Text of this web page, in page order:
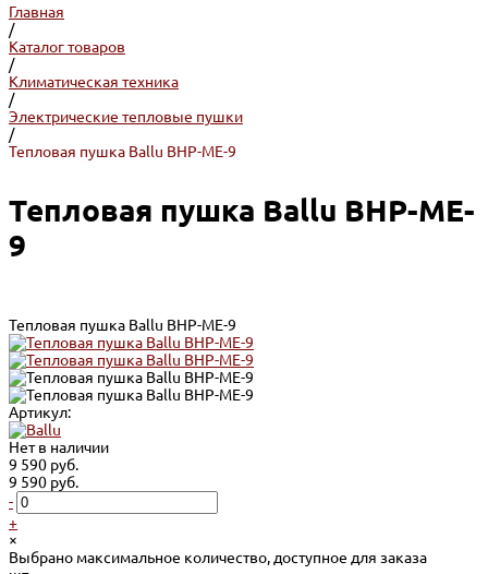
Главная
/
Каталог товаров
/
Климатическая техника
/
Электрические тепловые пушки
/
Тепловая пушка Ballu BHP-ME-9
Тепловая пушка Ballu BHP-ME-
9
Тепловая пушка Ballu BHP-ME-9
Артикул:
Нет в наличии
9 590 руб.
9 590 руб.
-
+
×
Выбрано максимальное количество, доступное для заказа